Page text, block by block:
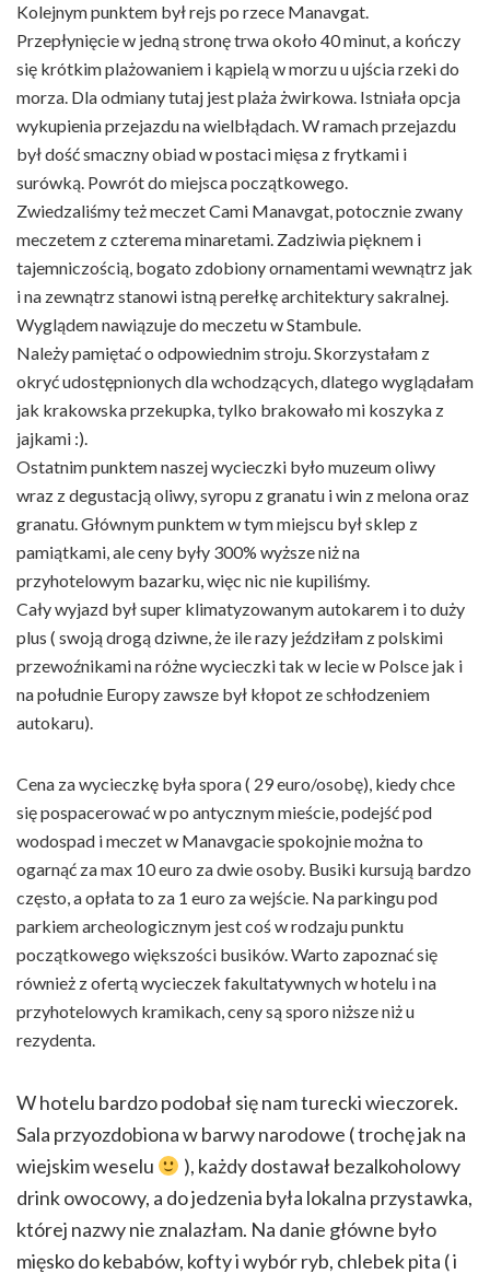
Kolejnym punktem był rejs po rzece Manavgat.
Przepłynięcie w jedną stronę trwa około 40 minut, a kończy
się krótkim plażowaniem i kąpielą w morzu u ujścia rzeki do
morza. Dla odmiany tutaj jest plaża żwirkowa. Istniała opcja
wykupienia przejazdu na wielbłądach. W ramach przejazdu
był dość smaczny obiad w postaci mięsa z frytkami i
surówką. Powrót do miejsca początkowego.
Zwiedzaliśmy też meczet Cami Manavgat, potocznie zwany
meczetem z czterema minaretami. Zadziwia pięknem i
tajemniczością, bogato zdobiony ornamentami wewnątrz jak
i na zewnątrz stanowi istną perełkę architektury sakralnej.
Wyglądem nawiązuje do meczetu w Stambule.
Należy pamiętać o odpowiednim stroju. Skorzystałam z
okryć udostępnionych dla wchodzących, dlatego wyglądałam
jak krakowska przekupka, tylko brakowało mi koszyka z
jajkami :).
Ostatnim punktem naszej wycieczki było muzeum oliwy
wraz z degustacją oliwy, syropu z granatu i win z melona oraz
granatu. Głównym punktem w tym miejscu był sklep z
pamiątkami, ale ceny były 300% wyższe niż na
przyhotelowym bazarku, więc nic nie kupiliśmy.
Cały wyjazd był super klimatyzowanym autokarem i to duży
plus ( swoją drogą dziwne, że ile razy jeździłam z polskimi
przewoźnikami na różne wycieczki tak w lecie w Polsce jak i
na południe Europy zawsze był kłopot ze schłodzeniem
autokaru).
Cena za wycieczkę była spora ( 29 euro/osobę), kiedy chce
się pospacerować w po antycznym mieście, podejść pod
wodospad i meczet w Manavgacie spokojnie można to
ogarnąć za max 10 euro za dwie osoby. Busiki kursują bardzo
często, a opłata to za 1 euro za wejście. Na parkingu pod
parkiem archeologicznym jest coś w rodzaju punktu
początkowego większości busików. Warto zapoznać się
również z ofertą wycieczek fakultatywnych w hotelu i na
przyhotelowych kramikach, ceny są sporo niższe niż u
rezydenta.
W hotelu bardzo podobał się nam turecki wieczorek.
Sala przyozdobiona w barwy narodowe ( trochę jak na
wiejskim weselu
), każdy dostawał bezalkoholowy
drink owocowy, a do jedzenia była lokalna przystawka,
której nazwy nie znalazłam. Na danie główne było
mięsko do kebabów, kofty i wybór ryb, chlebek pita ( i